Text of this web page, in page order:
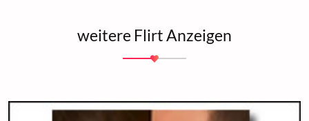
weitere Flirt Anzeigen